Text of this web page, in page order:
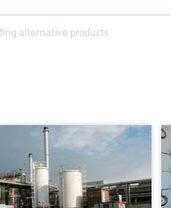
alternative products